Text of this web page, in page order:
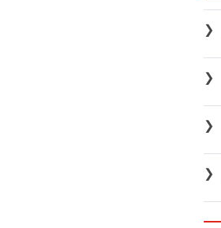
❯
❯
❯
❯